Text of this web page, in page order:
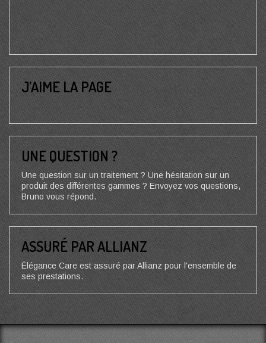
J’AIME LA PAGE
UNE QUESTION ?
Une question sur un traitement ? Une hésitation sur un
produit des différentes gammes ? Envoyez vos questions,
Bruno vous répond.
ASSURÉ PAR ALLIANZ
Élégance Care est assuré par Allianz pour l'ensemble de
ses prestations.